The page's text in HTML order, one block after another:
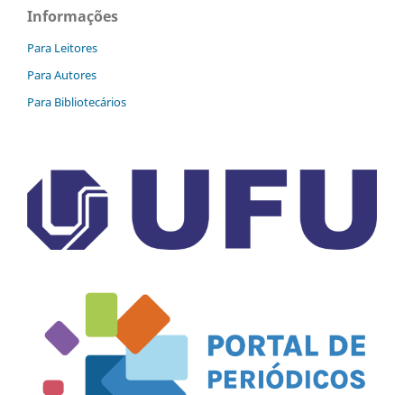
Informações
Para Leitores
Para Autores
Para Bibliotecários